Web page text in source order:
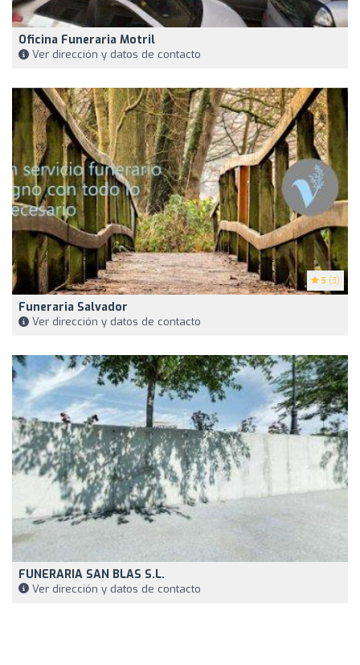
Oficina Funeraria Motril
Ver dirección y datos de contacto
5 (3)
Funeraria Salvador
Ver dirección y datos de contacto
FUNERARIA SAN BLAS S.L.
Ver dirección y datos de contacto